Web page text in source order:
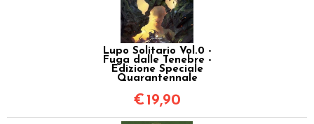
Lupo Solitario Vol.0 -
Fuga dalle Tenebre -
Edizione Speciale
Quarantennale
€ 19,90